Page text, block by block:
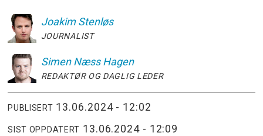
Joakim Stenløs
JOURNALIST
Simen Næss Hagen
REDAKTØR OG DAGLIG LEDER
PUBLISERT 13.06.2024 - 12:02
SIST OPPDATERT 13.06.2024 - 12:09